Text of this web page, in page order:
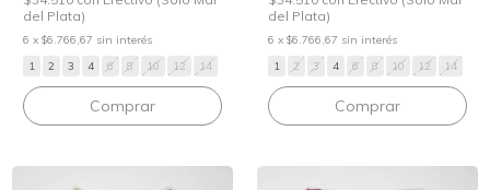
del Plata)
6 x $6.766,67 sin interés
1
2 3 4 6 8 10 12 14
Comprar
del Plata)
6 x $6.766,67 sin interés
1
2 3 4 6 8 10 12 14
Comprar